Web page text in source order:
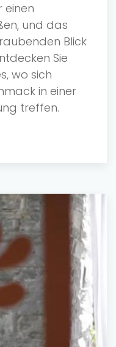
einen
und das
Blick
Sie
wo sich
in einer
treffen.